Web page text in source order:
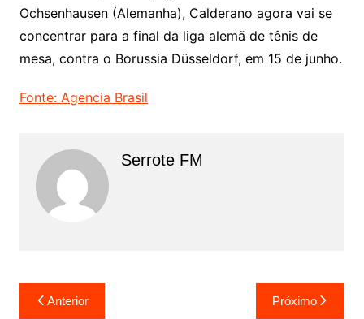
Ochsenhausen (Alemanha), Calderano agora vai se
concentrar para a final da liga alemã de tênis de
mesa, contra o Borussia Düsseldorf, em 15 de junho.
Fonte: Agencia Brasil
Serrote FM
Navegação
Anterior Próximo